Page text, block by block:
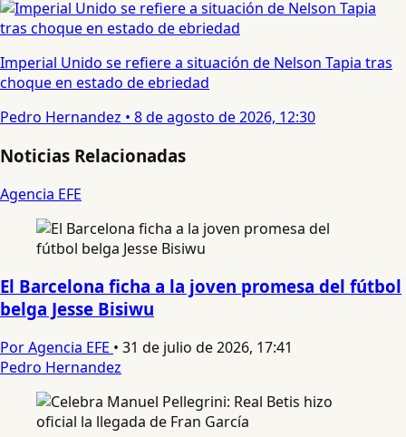
Imperial Unido se refiere a situación de Nelson Tapia tras
choque en estado de ebriedad
Pedro Hernandez • 8 de agosto de 2026, 12:30
Noticias Relacionadas
Agencia EFE
El Barcelona ficha a la joven promesa del fútbol
belga Jesse Bisiwu
Por Agencia EFE • 31 de julio de 2026, 17:41
Pedro Hernandez